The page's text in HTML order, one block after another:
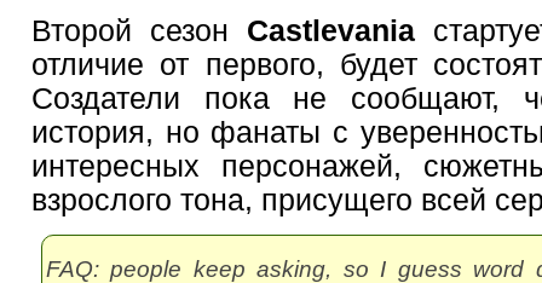
Второй сезон Castlevania
отличие от первого, будет
Создатели пока не сообщают,
история, но фанаты с
интересных персонажей,
взрослого тона, присущего всей
FAQ: people keep asking, so I guess word